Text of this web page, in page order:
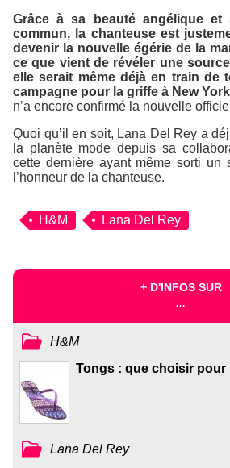
Grâce à sa beauté angélique
commun, la chanteuse est
devenir la nouvelle égérie de la
ce que vient de révéler une
elle serait même déjà en train de
campagne pour la griffe à New
n’a encore confirmé la nouvelle
Quoi qu’il en soit, Lana Del Rey a
la planète mode depuis sa
cette dernière ayant même sorti un
l’honneur de la chanteuse.
H&M Lana Del Rey
+ D'INFOS SUR
...
H&M
Tongs : que choisir pour
Lana Del Rey